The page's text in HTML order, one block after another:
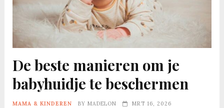
De beste manieren om je
babyhuidje te beschermen
MAMA & KINDEREN BY MADELON
MRT 16, 2026